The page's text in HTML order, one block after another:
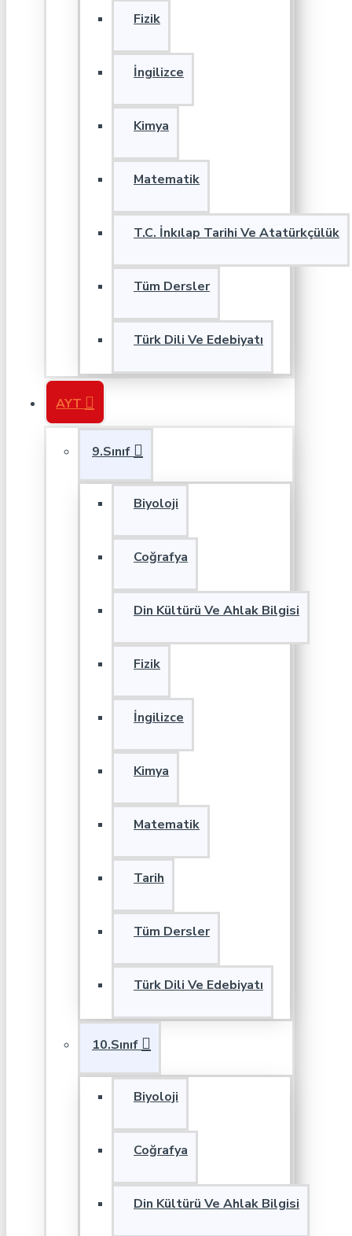
Fizik
İngilizce
Kimya
Matematik
T.C. İnkılap Tarihi Ve Atatürkçülük
Tüm Dersler
Türk Dili Ve Edebiyatı
AYT
9.Sınıf
Biyoloji
Coğrafya
Din Kültürü Ve Ahlak Bilgisi
Fizik
İngilizce
Kimya
Matematik
Tarih
Tüm Dersler
Türk Dili Ve Edebiyatı
10.Sınıf
Biyoloji
Coğrafya
Din Kültürü Ve Ahlak Bilgisi